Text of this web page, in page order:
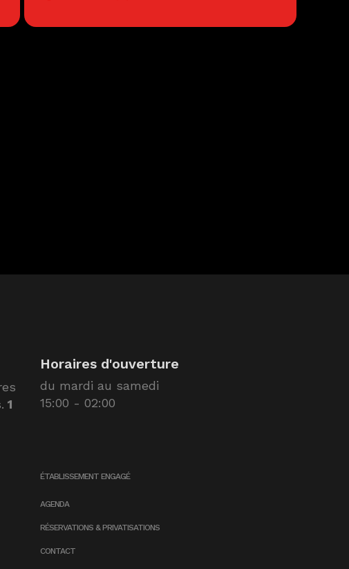
1
Horaires d'ouverture
du mardi au samedi
15:00 - 02:00
ÉTABLISSEMENT ENGAGÉ
AGENDA
RÉSERVATIONS & PRIVATISATIONS
CONTACT